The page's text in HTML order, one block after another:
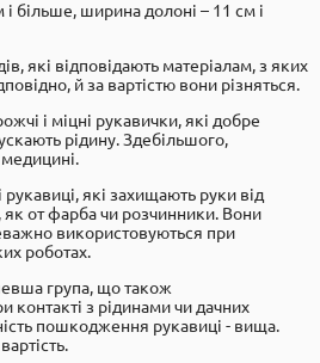
і більше, ширина долоні – 11 см і
які відповідають матеріалам, з яких
й за вартістю вони різняться.
і міцні рукавички, які добре
рідину. Здебільшого,
рукавиці, які захищають руки від
як от фарба чи розчинники. Вони
використовуються при
роботах.
група, що також
контакті з рідинами чи дачних
пошкодження рукавиці - вища.